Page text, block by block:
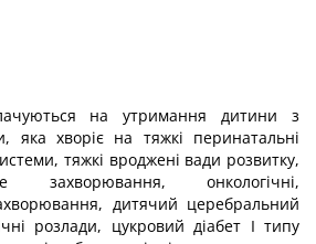
на утримання дитини з
яка хворіє на тяжкі перинатальні
тяжкі вроджені вади розвитку,
захворювання, онкологічні,
дитячий церебральний
розлади, цукровий діабет I типу